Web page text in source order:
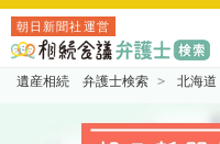
朝日新聞社運営
遺産相続 弁護士検索 北海